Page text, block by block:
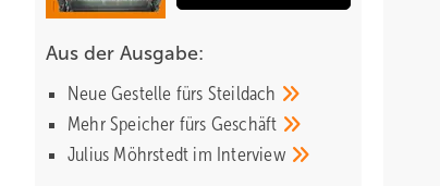
Aus der Ausgabe:
Neue Gestelle fürs Steildach
Mehr Speicher fürs Geschäft
Julius Möhrstedt im Interview